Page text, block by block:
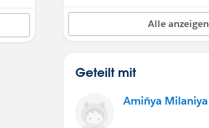
Alle anzeigen
Geteilt mit
Amiñya Milaniya